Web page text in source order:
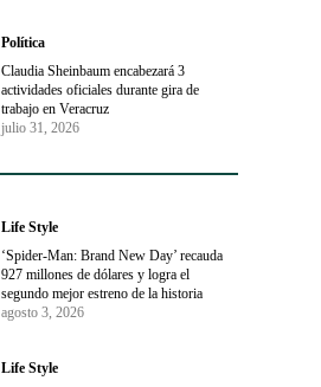
Política
Claudia Sheinbaum encabezará 3
actividades oficiales durante gira de
trabajo en Veracruz
julio 31, 2026
Life Style
‘Spider-Man: Brand New Day’ recauda
927 millones de dólares y logra el
segundo mejor estreno de la historia
agosto 3, 2026
Life Style